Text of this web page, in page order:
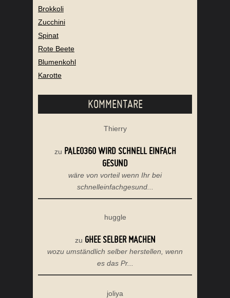
Brokkoli
Zucchini
Spinat
Rote Beete
Blumenkohl
Karotte
KOMMENTARE
Thierry
zu PALEO360 WIRD SCHNELL EINFACH
GESUND
wäre von vorteil wenn Ihr bei
schnelleinfachgesund...
huggle
zu GHEE SELBER MACHEN
wozu umständlich selber herstellen, wenn
es das Pr...
joliya